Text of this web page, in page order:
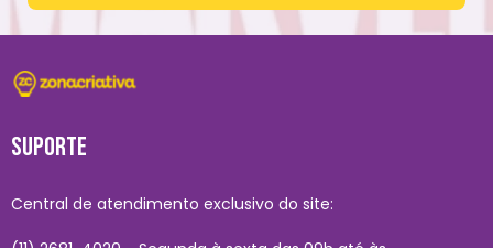
SUPORTE
Central de atendimento exclusivo do site: